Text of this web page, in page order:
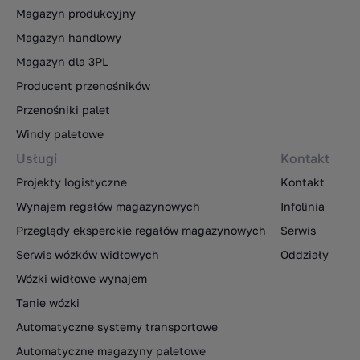
Magazyn produkcyjny
Magazyn handlowy
Magazyn dla 3PL
Producent przenośników
Przenośniki palet
Windy paletowe
Usługi
Projekty logistyczne
Wynajem regałów magazynowych
Przeglądy eksperckie regałów magazynowych
Serwis wózków widłowych
Wózki widłowe wynajem
Tanie wózki
Automatyczne systemy transportowe
Automatyczne magazyny paletowe
Kontakt
Kontakt
Infolinia
Serwis
Oddziały